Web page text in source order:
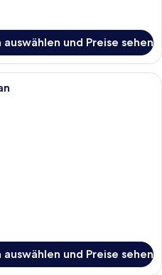
auswählen und Preise sehen
Ein modernes Hotelzimmer mit
auswählen und Preise sehen